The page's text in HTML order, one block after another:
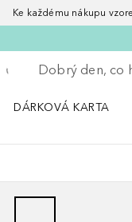
Ke každému nákupu
Vraťte se
Proveďte vyhledávání
DÁRKOVÁ KARTA